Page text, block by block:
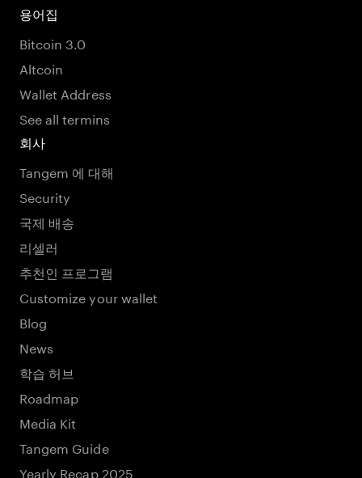
용어집
Bitcoin 3.0
Altcoin
Wallet Address
See all termins
회사
Tangem 에 대해
Security
국제 배송
리셀러
추천인 프로그램
Customize your wallet
Blog
News
학습 허브
Roadmap
Media Kit
Tangem Guide
Yearly Recap 2025